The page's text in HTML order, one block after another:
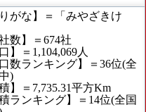
がな】＝「みやざきけ
数】＝674社
】＝1,104,069人
数ランキング】＝36位(全
)
】＝7,735.31平方Km
ランキング】＝14位(全国